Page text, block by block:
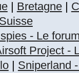
| Bretagne|
Suisse
- Le
Project -
| Sniperland